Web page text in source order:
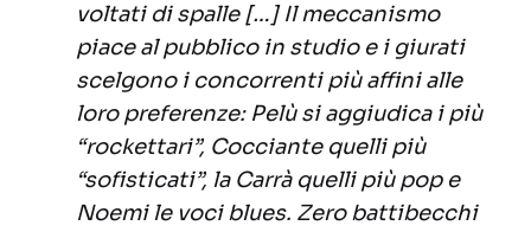
voltati di spalle […] Il meccanismo
piace al pubblico in studio e i giurati
scelgono i concorrenti più affini alle
loro preferenze: Pelù si aggiudica i più
“rockettari”, Cocciante quelli più
“sofisticati”, la Carrà quelli più pop e
Noemi le voci blues. Zero battibecchi